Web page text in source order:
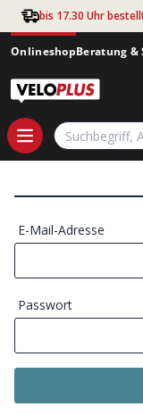
Zum Hauptinhalt
bis 17.30 Uhr
OnlineshopBeratung &
E-Mail-Adresse
Passwort